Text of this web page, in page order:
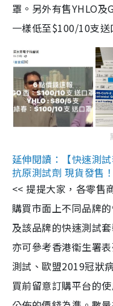
罩。另外有售YHLO及
一樣低至$100/10支送
延伸閱讀：【快速測
抗原測試劑 現貨發售
<< 提提大家，各零售
購買市面上不同品牌
及該品牌的快速測試
亦可參考香港衞生署
測試、歐盟2019冠狀
買前留意訂購平台的